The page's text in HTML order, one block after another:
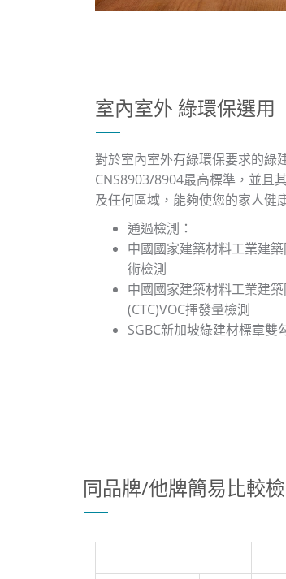
室內室外 綠環保選用
對於室內室外有綠環保要求的綠
CNS8903/8904最高標準，並且
及任何區域，能夠使您的家人健
通過檢測：
中國國家建築材料工業建
術檢測
中國國家建築材料工業建
(CTC)VOC揮發量檢測
SGBC新加坡綠建材標章雙
同品牌/他牌簡易比較